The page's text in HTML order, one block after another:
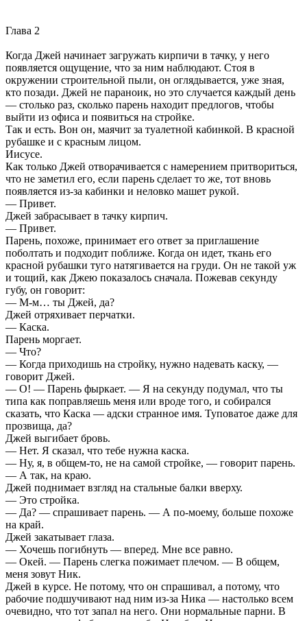
Глава 2
Когда Джей начинает загружать кирпичи в тачку, у него
появляется ощущение, что за ним наблюдают. Стоя в
окружении строительной пыли, он оглядывается, уже зная,
кто позади. Джей не параноик, но это случается каждый день
— столько раз, сколько парень находит предлогов, чтобы
выйти из офиса и появиться на стройке.
Так и есть. Вон он, маячит за туалетной кабинкой. В красной
рубашке и с красным лицом.
Иисусе.
Как только Джей отворачивается с намерением притвориться,
что не заметил его, если парень сделает то же, тот вновь
появляется из-за кабинки и неловко машет рукой.
— Привет.
Джей забрасывает в тачку кирпич.
— Привет.
Парень, похоже, принимает его ответ за приглашение
поболтать и подходит поближе. Когда он идет, ткань его
красной рубашки туго натягивается на груди. Он не такой уж
и тощий, как Джею показалось сначала. Пожевав секунду
губу, он говорит:
— М-м… ты Джей, да?
Джей отряхивает перчатки.
— Каска.
Парень моргает.
— Что?
— Когда приходишь на стройку, нужно надевать каску, —
говорит Джей.
— О! — Парень фыркает. — Я на секунду подумал, что ты
типа как поправляешь меня или вроде того, и собирался
сказать, что Каска — адски странное имя. Туповатое даже для
прозвища, да?
Джей выгибает бровь.
— Нет. Я сказал, что тебе нужна каска.
— Ну, я, в общем-то, не на самой стройке, — говорит парень.
— А так, на краю.
Джей поднимает взгляд на стальные балки вверху.
— Это стройка.
— Да? — спрашивает парень. — А по-моему, больше похоже
на край.
Джей закатывает глаза.
— Хочешь погибнуть — вперед. Мне все равно.
— Окей. — Парень слегка пожимает плечом. — В общем,
меня зовут Ник.
Джей в курсе. Не потому, что он спрашивал, а потому, что
рабочие подшучивают над ним из-за Ника — настолько всем
очевидно, что тот запал на него. Они нормальные парни. В